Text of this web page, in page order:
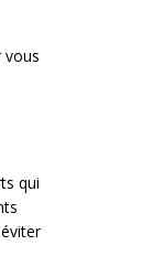
vous
qui